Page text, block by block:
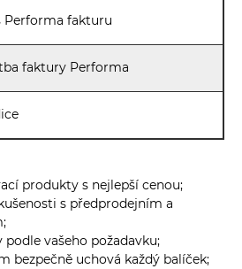
Performa fakturu
faktury Performa
produkty s nejlepší cenou;
s předprodejním a
vašeho požadavku;
bezpečně uchová každý balíček;